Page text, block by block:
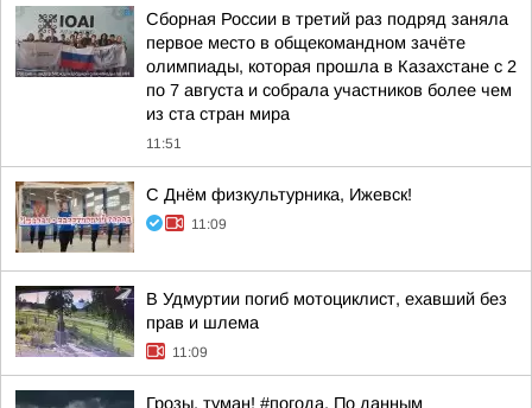
Сборная России в третий раз подряд заняла
первое место в общекомандном зачёте
олимпиады, которая прошла в Казахстане с 2
по 7 августа и собрала участников более чем
из ста стран мира
11:51
С Днём физкультурника, Ижевск!
11:09
В Удмуртии погиб мотоциклист, ехавший без
прав и шлема
11:09
Грозы, туман! #погода. По данным